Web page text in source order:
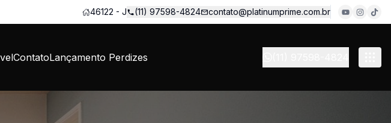
46122 - J (11) 97598-4824 contato@platinumprime.com.br
ContatoLançamento Perdizes